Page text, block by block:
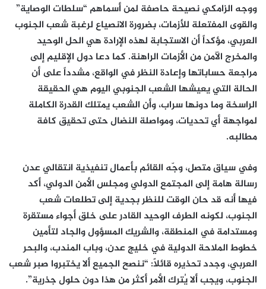
ووجه الزامكي نصيحة حاصفة لمن أسماهم “سلطات الوصاية”
والقوى المفتعلة للأزمات، بضرورة الانصياع لرغبة شعب الجنوب
العربي، مؤكداً أن الاستجابة لهذه الإرادة هي الحل الوحيد
والمخرج الآمن من الأزمات الراهنة. كما دعا دول الإقليم إلى
مراجعة حساباتها وإعادة النظر في الواقع، مشدداً على أن
الحالة التي يعيشها الشعب الجنوبي اليوم هي الحقيقة
الراسخة وما دونها سراب، وأن الشعب يمتلك القدرة الكاملة
لمواجهة أي تحديات، ومواصلة النضال حتى تحقيق كافة
مطالبه.
وفي سياق متصل، وجّه القائم بأعمال تنفيذية انتقالي عدن
رسالة هامة إلى المجتمع الدولي ومجلس الأمن الدولي، أكد
فيها أنه قد حان الوقت للنظر بجدية إلى تطلعات شعب
الجنوب، لكونه الطرف الوحيد القادر على خلق أجواء مستقرة
ومستدامة في المنطقة، والشريك المسؤول والجاد لتأمين
خطوط الملاحة الدولية في خليج عدن، وباب المندب، والبحر
العربي، وجدد تحذيره قائلاً: “ننصح الجميع ألا يختبروا صبر شعب
الجنوب، ويجب ألا يُترك الأمر أكثر من هذا دون حلول جذرية”.